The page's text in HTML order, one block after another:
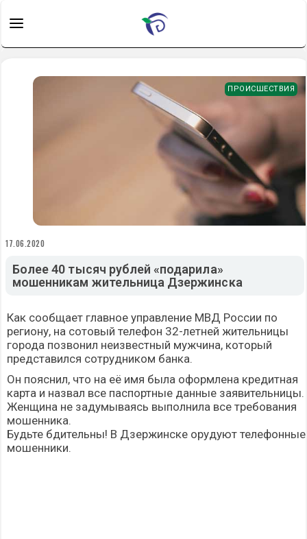
ПРОИСШЕСТВИЯ
17.06.2020
Более 40 тысяч рублей «подарила»
мошенникам жительница Дзержинска
Как сообщает главное управление МВД России по
региону, на сотовый телефон 32-летней жительницы
города позвонил неизвестный мужчина, который
представился сотрудником банка.
Он пояснил, что на её имя была оформлена кредитная
карта и назвал все паспортные данные заявительницы.
Женщина не задумываясь выполнила все требования
мошенника.
Будьте бдительны! В Дзержинске орудуют телефонные
мошенники.